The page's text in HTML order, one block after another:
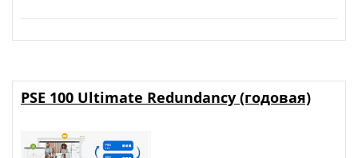
PSE 100 Ultimate Redundancy (годовая)